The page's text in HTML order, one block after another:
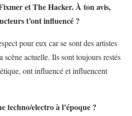
et The Hacker. À ton avis,
t’ont influencé ?
pour eux car se sont des artistes
actuelle. Ils sont toujours restés
ont influencé et influencent
techno/electro à l’époque ?